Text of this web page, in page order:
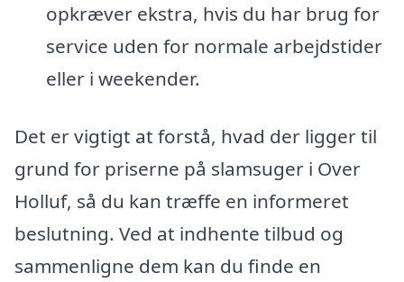
opkræver ekstra, hvis du har brug for
service uden for normale arbejdstider
eller i weekender.
Det er vigtigt at forstå, hvad der ligger til
grund for priserne på slamsuger i Over
Holluf, så du kan træffe en informeret
beslutning. Ved at indhente tilbud og
sammenligne dem kan du finde en